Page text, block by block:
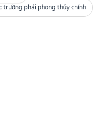
trường phái phong thủy chính